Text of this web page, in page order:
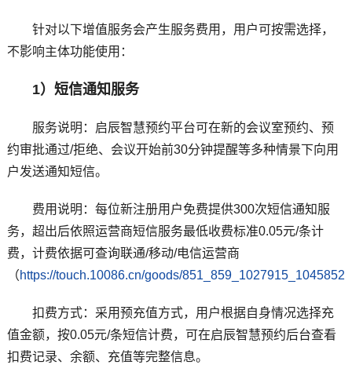
针对以下增值服务会产生服务费用，用户可按需选择，
不影响主体功能使用：
1）短信通知服务
服务说明：启辰智慧预约平台可在新的会议室预约、预
约审批通过/拒绝、会议开始前30分钟提醒等多种情景下向用
户发送通知短信。
费用说明： 每位新注册用户免费提供300次短信通知服
务，超出后依照运营商短信服务最低收费标准0.05元/条计
费，计费依据可查询联通/移动/电信运营商
（https://touch.10086.cn/goods/
扣费方式：采用预充值方式，用户根据自身情况选择充
值金额，按0.05元/条短信计费，可在启辰智慧预约后台查看
扣费记录、余额、充值等完整信息。